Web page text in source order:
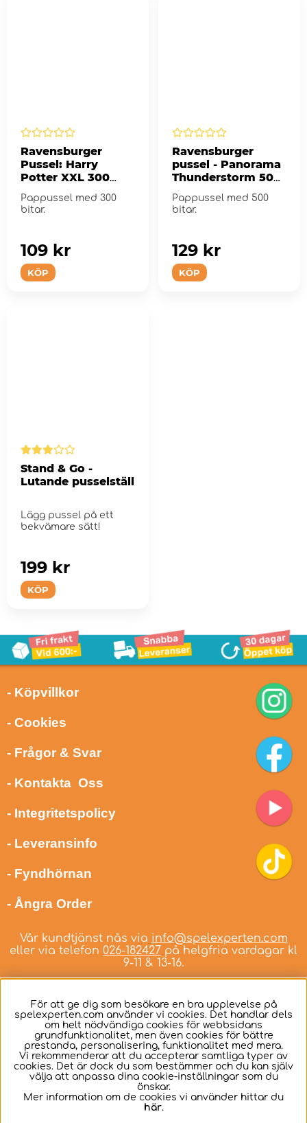
Ravensburger
Pussel: Harry
Potter XXL 300
Bitar
Pappussel med 300
bitar.
KÖP
109 kr
Ravensburger
pussel - Panorama
Thunderstorm 500
Bitar
Pappussel med 500
bitar.
KÖP
129 kr
Stand & Go -
Lutande pusselställ
Lägg pussel på ett
bekvämare sätt!
KÖP
199 kr
- Köpvillkor
- Cookies
- Frågor & Svar
- Kontakta Oss
- Integritetspolicy
- Leveransinfo
- Fyndhörnan
- Ångra Order
Vår kundtjänst nås via info@spelexperten.com
eller via telefon 026-182427 på helgfria vardagar kl
9-11 & 13-16.
Svenska
För att ge dig som besökare en bra upplevelse på
spelexperten.com använder vi cookies. Det handlar dels
om helt nödvändiga cookies för webbsidans
grundfunktionalitet, men även cookies för bättre
prestanda, personalisering, funktionalitet med mera.
Vi rekommenderar att du accepterar samtliga typer av
cookies. Det är dock du som bestämmer och du kan själv
välja att anpassa dina cookie-inställningar som du
önskar.
Mer information om de cookies vi använder hittar du
här.